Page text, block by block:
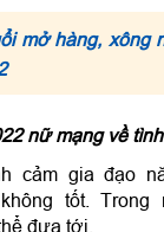
mở hàng, xông
nữ mạng về
cảm gia đạo
tốt. Trong
đưa tới.